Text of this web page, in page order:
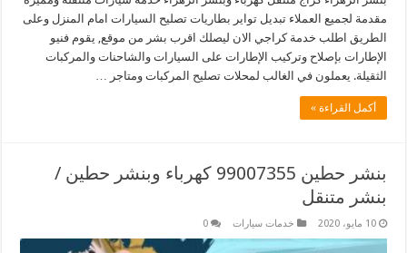
مقدمة لجميع العملاء تبديل تواير بطاريات تصليح السيارات امام المنزل وعلى
الطريق اطلب خدمة كراجي الان ليصلك اقرب بشر من موقع, يقوم فنيو
الإطارات بإصلاح وتركيب الإطارات على السيارات والشاحنات والمركبات
الثقيلة. يعملون في الغالب لمحلات تصليح المركبات ومتاجر …
أكمل القراءة »
بنشر حطين 99007355 كهرباء وبنشر حطين /
بنشر متنقل
10 مايو، 2020 خدمات سيارات 0